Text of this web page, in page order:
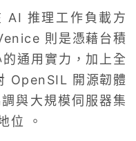
推理工作負載方
則是憑藉台積
通用實力，加上全
OpenSIL 開源韌體
與大規模伺服器集
位 。